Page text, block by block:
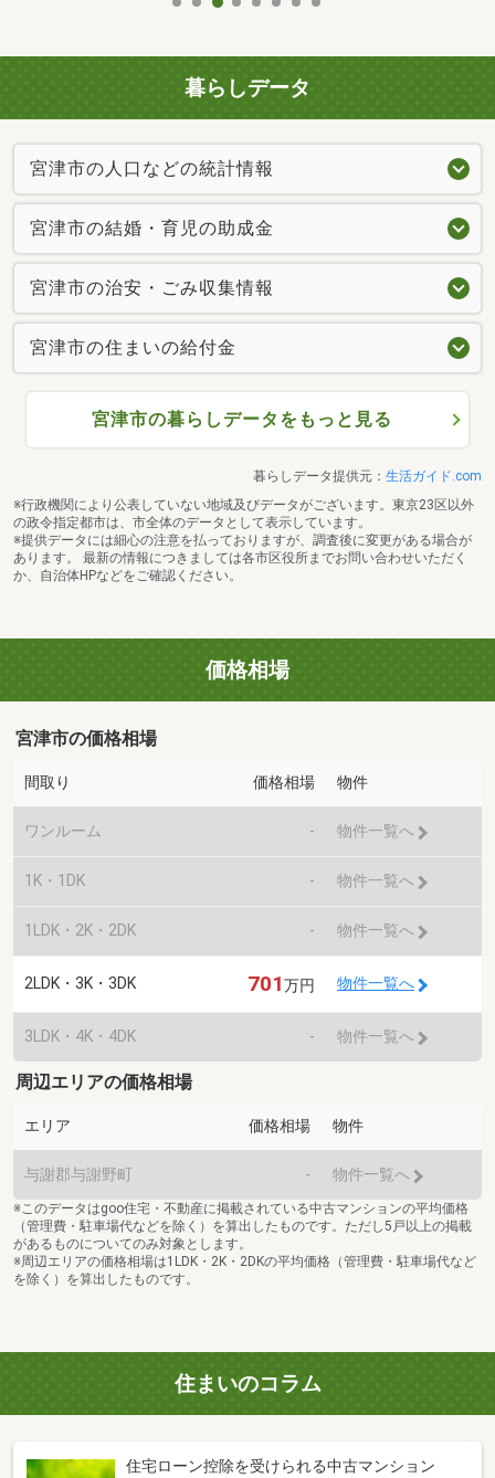
暮らしデータ
宮津市の人口などの統計情報
宮津市の結婚・育児の助成金
宮津市の治安・ごみ収集情報
宮津市の住まいの給付金
宮津市の暮らしデータをもっと見る
暮らしデータ提供元： 生活ガイド.com
※行政機関により公表していない地域及びデータがございます。東京23区以外
の政令指定都市は、市全体のデータとして表示しています。
※提供データには細心の注意を払っておりますが、調査後に変更がある場合が
あります。 最新の情報につきましては各市区役所までお問い合わせいただく
か、自治体HPなどをご確認ください。
価格相場
宮津市の価格相場
間取り 価格相場 物件
ワンルーム - 物件一覧へ
1K・1DK - 物件一覧へ
1LDK・2K・2DK - 物件一覧へ
2LDK・3K・3DK 701万円 物件一覧へ
3LDK・4K・4DK - 物件一覧へ
周辺エリアの価格相場
エリア 価格相場 物件
与謝郡与謝野町 - 物件一覧へ
※このデータはgoo住宅・不動産に掲載されている中古マンションの平均価格
（管理費・駐車場代などを除く）を算出したものです。ただし5戸以上の掲載
があるものについてのみ対象とします。
※周辺エリアの価格相場は1LDK・2K・2DKの平均価格（管理費・駐車場代など
を除く）を算出したものです。
住まいのコラム
住宅ローン控除を受けられる中古マンション